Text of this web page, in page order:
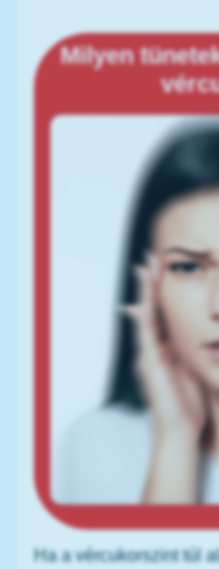
Milyen
Ha a vércukorszint túl